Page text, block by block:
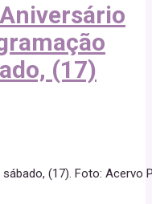
(17)
(17). Foto: Acervo